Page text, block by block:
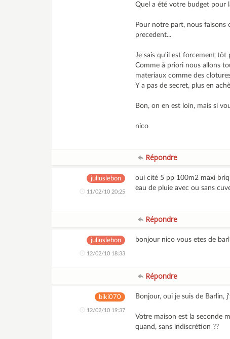
Quel a été votre budget pour
Pour notre part, nous faisons
precedent...
Je sais qu'il est forcement tôt
Comme à priori nous allons
materiaux comme des
Y a pas de secret, plus en
Bon, on en est loin, mais si
nico
Répondre
juliuslebon
11/02/10 20:25
oui cité 5 pp 100m2 maxi
eau de pluie avec ou sans
Répondre
juliuslebon
12/02/10 18:33
bonjour nico vous etes de
Répondre
biki070
12/02/10 19:37
Bonjour, oui je suis de Barlin,
Votre maison est la seconde
quand, sans indiscrétion ??